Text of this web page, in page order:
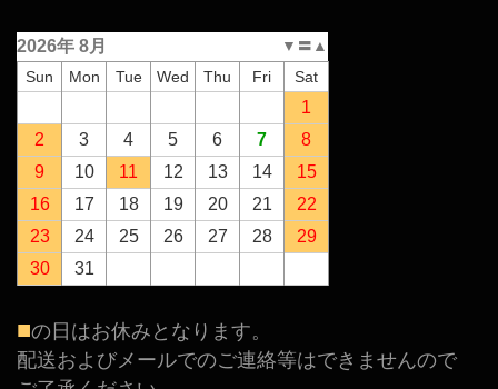
▲
〓
▼
2026年 8月
Sun Mon Tue Wed Thu Fri Sat
1
2
3 4 5 6 7
8
9
10 11 12 13 14
15
16
17 18 19 20 21
22
23
24 25 26 27 28
29
30
31
■の日はお休みとなります。
配送およびメールでのご連絡等はできませんので